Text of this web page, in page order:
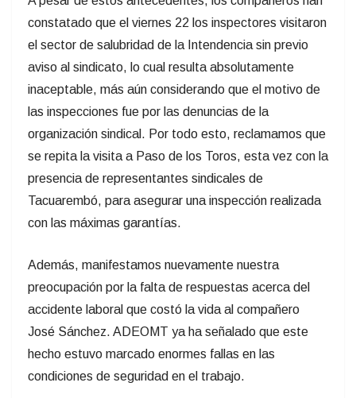
constatado que el viernes 22 los inspectores visitaron
el sector de salubridad de la Intendencia sin previo
aviso al sindicato, lo cual resulta absolutamente
inaceptable, más aún considerando que el motivo de
las inspecciones fue por las denuncias de la
organización sindical. Por todo esto, reclamamos que
se repita la visita a Paso de los Toros, esta vez con la
presencia de representantes sindicales de
Tacuarembó, para asegurar una inspección realizada
con las máximas garantías.
Además, manifestamos nuevamente nuestra
preocupación por la falta de respuestas acerca del
accidente laboral que costó la vida al compañero
José Sánchez. ADEOMT ya ha señalado que este
hecho estuvo marcado enormes fallas en las
condiciones de seguridad en el trabajo.